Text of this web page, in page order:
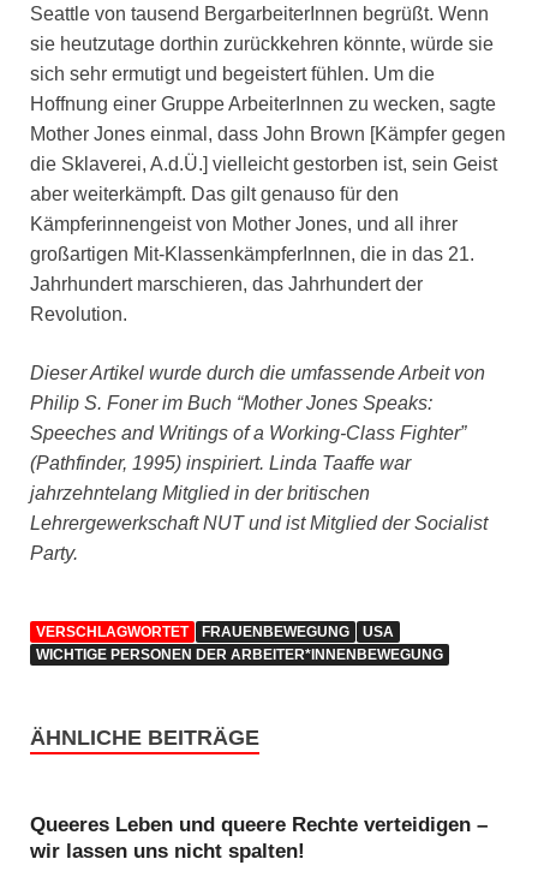
Seattle von tausend BergarbeiterInnen begrüßt. Wenn
sie heutzutage dorthin zurückkehren könnte, würde sie
sich sehr ermutigt und begeistert fühlen. Um die
Hoffnung einer Gruppe ArbeiterInnen zu wecken, sagte
Mother Jones einmal, dass John Brown [Kämpfer gegen
die Sklaverei, A.d.Ü.] vielleicht gestorben ist, sein Geist
aber weiterkämpft. Das gilt genauso für den
Kämpferinnengeist von Mother Jones, und all ihrer
großartigen Mit-KlassenkämpferInnen, die in das 21.
Jahrhundert marschieren, das Jahrhundert der
Revolution.
Dieser Artikel wurde durch die umfassende Arbeit von
Philip S. Foner im Buch “Mother Jones Speaks:
Speeches and Writings of a Working-Class Fighter”
(Pathfinder, 1995) inspiriert. Linda Taaffe war
jahrzehntelang Mitglied in der britischen
Lehrergewerkschaft NUT und ist Mitglied der Socialist
Party.
VERSCHLAGWORTET FRAUENBEWEGUNG
USA
WICHTIGE PERSONEN DER ARBEITER*INNENBEWEGUNG
ÄHNLICHE BEITRÄGE
Queeres Leben und queere Rechte verteidigen –
wir lassen uns nicht spalten!